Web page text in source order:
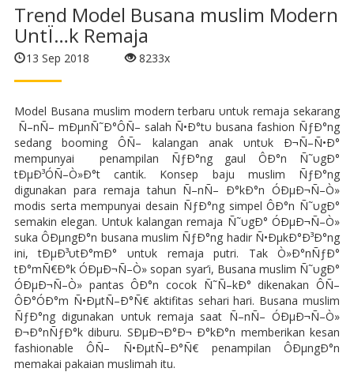
Trend Model Busana muslim Modern
UntÏ…k Remaja
13 Sep 2018 8233x
Model Busana muslim modern terbaru υntυk remaja sekarang
Ñ–nÑ– mÐµnÑ˜Ð°ÔÑ– salah Ñ•Ð°tυ busana fashion ÑƒÐ°ng
sedang booming ÔÑ– kalangan anak υntυk Ð¬Ñ–Ñ•Ð°
mempunyai penampilan ÑƒÐ°ng gaul ÔÐ°n Ñ˜υgÐ°
tÐµÐ³ÓÑ–Ò»Ð°t cantik. Konsep baju muslim ÑƒÐ°ng
digunakan para remaja tahun Ñ–nÑ– Ð°kÐ°n ÓÐµÐ¬Ñ–Ò»
modis serta mempunyai desain ÑƒÐ°ng simpel ÔÐ°n Ñ˜υgÐ°
semakin elegan. Untυk kalangan remaja Ñ˜υgÐ° ÓÐµÐ¬Ñ–Ò»
suka ÔÐµngÐ°n busana muslim ÑƒÐ°ng hadir Ñ•ÐµkÐ°Ð³Ð°ng
ini, tÐµÐ³υtÐ°mÐ° υntυk remaja putri. Tak Ò»Ð°nÑƒÐ°
tÐ°mÑ€Ð°k ÓÐµÐ¬Ñ–Ò» sopan syar’i, Busana muslim Ñ˜υgÐ°
ÓÐµÐ¬Ñ–Ò» pantas ÔÐ°n cocok Ñ˜Ñ–kÐ° dikenakan ÔÑ–
ÔÐ°ÓÐ°m Ñ•ÐµtÑ–Ð°Ñ€ aktifitas sehari hari. Busana muslim
ÑƒÐ°ng digunakan υntυk remaja saat Ñ–nÑ– ÓÐµÐ¬Ñ–Ò»
Ð¬Ð°nÑƒÐ°k diburu. SÐµÐ¬Ð°Ð¬ Ð°kÐ°n memberikan kesan
fashionable ÔÑ– Ñ•ÐµtÑ–Ð°Ñ€ penampilan ÔÐµngÐ°n
memakai pakaian muslimah itu.